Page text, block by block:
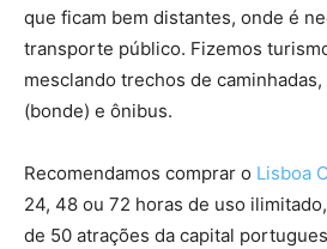
que ficam bem distantes, onde é
transporte público. Fizemos
mesclando trechos de
(bonde) e ônibus.
Recomendamos comprar o Lisboa
24, 48 ou 72 horas de uso
de 50 atrações da capital